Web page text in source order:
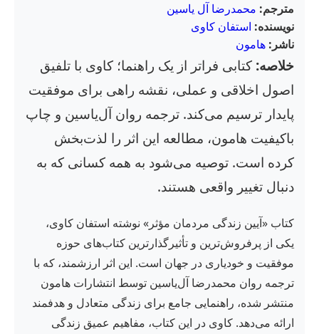
مترجم: محمدرضا آل یاسین
نویسنده: استفان کاوی
ناشر: هامون
خلاصه: کتابی فراتر از یک راهنما؛ کاوی با تلفیق
اصول اخلاقی و عملی، نقشه راهی برای موفقیت
پایدار ترسیم می‌کند. ترجمه روان آل‌یاسین و چاپ
باکیفیت هامون، مطالعه این اثر را لذت‌بخش
کرده است. توصیه می‌شود به همه کسانی که به
دنبال تغییر واقعی هستند.
کتاب «آیین زندگی مردمان مؤثر» نوشته استفان کاوی،
یکی از پرفروش‌ترین و تأثیرگذارترین کتاب‌های حوزه
موفقیت و خودیاری در جهان است. این اثر ارزشمند، که با
ترجمه روان محمدرضا آل‌یاسین توسط انتشارات هامون
منتشر شده، راهنمایی جامع برای زندگی متعادل و هدفمند
ارائه می‌دهد. کاوی در این کتاب، مفاهیم عمیق زندگی